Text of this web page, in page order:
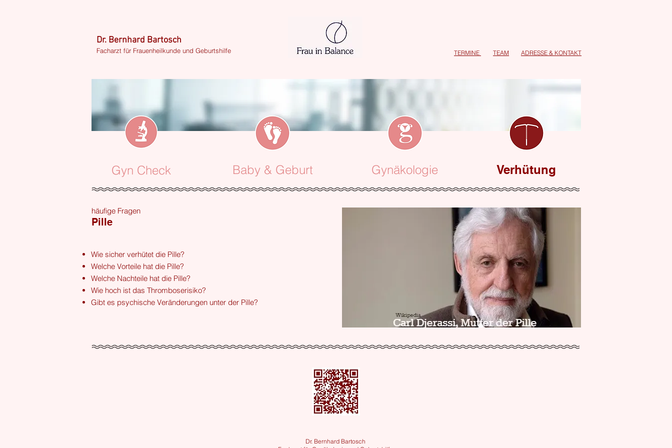
Dr. Bernhard Bartosch
Facharzt für Frauenheilkunde und Geburtshilfe TERMINE TEAM ADRESSE & KONTAKT
Gyn Check Baby & Geburt Gynäkologie Verhütung
häufige Fragen
Pille
Wie sicher verhütet die Pille?
Welche Vorteile hat die Pille?
Welche Nachteile hat die Pille?
Wie hoch ist das Thromboserisiko?
Gibt es psychische Veränderungen unter der Pille?
Dr. Bernhard Bartosch